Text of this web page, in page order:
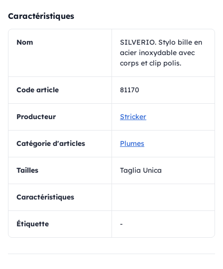
Caractéristiques
Nom
SILVERIO. Stylo bille en
acier inoxydable avec
corps et clip polis.
Code article 81170
Producteur Stricker
Catégorie d'articles Plumes
Tailles Taglia Unica
Caractéristiques
Étiquette -